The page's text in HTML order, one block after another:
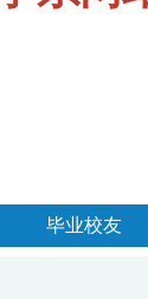
毕业校友